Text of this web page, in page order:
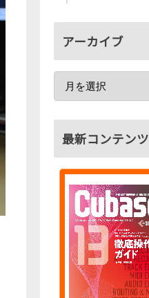
アーカイブ
最新コンテンツ